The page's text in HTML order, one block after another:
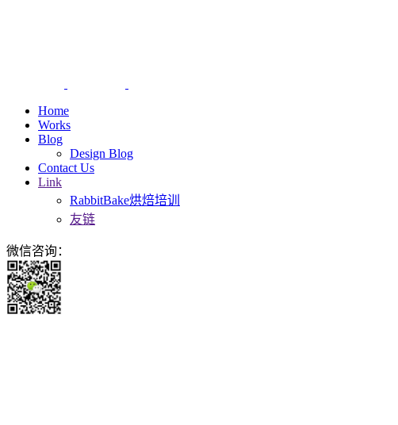
Home
Works
Blog
Design Blog
Contact Us
Link
RabbitBake烘焙培训
友链
微信咨询：